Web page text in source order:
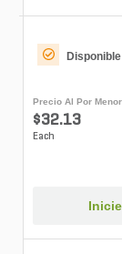
Precio Al Por Menor
$32.13
Each